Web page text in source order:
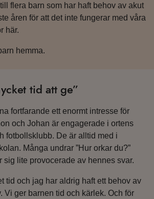
flera barn som har haft behov av akut
åren för att det inte fungerar med våra
här.
hemma.
tid att ge”
fortfarande ett enormt intresse för
och Johan är engagerade i ortens
fotbollsklubb. De är alltid med i
Många undrar ”Hur orkar du?”
sig lite provocerade av hennes svar.
tid och jag har aldrig haft ett behov av
Vi ger barnen tid och kärlek. Och för